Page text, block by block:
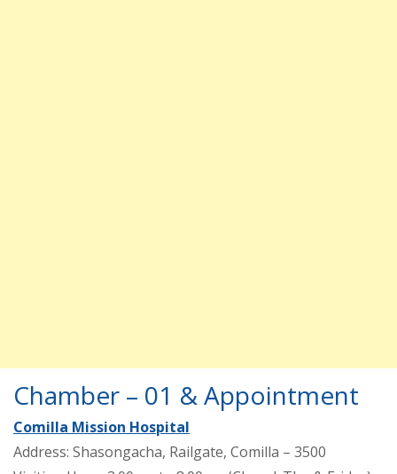
Chamber – 01 & Appointment
Comilla Mission Hospital
Address: Shasongacha, Railgate, Comilla – 3500